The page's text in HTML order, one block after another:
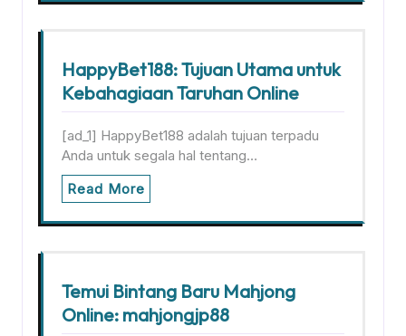
HappyBet188: Tujuan Utama untuk
Kebahagiaan Taruhan Online
[ad_1] HappyBet188 adalah tujuan terpadu
Anda untuk segala hal tentang…
Read More
Temui Bintang Baru Mahjong
Online: mahjongjp88